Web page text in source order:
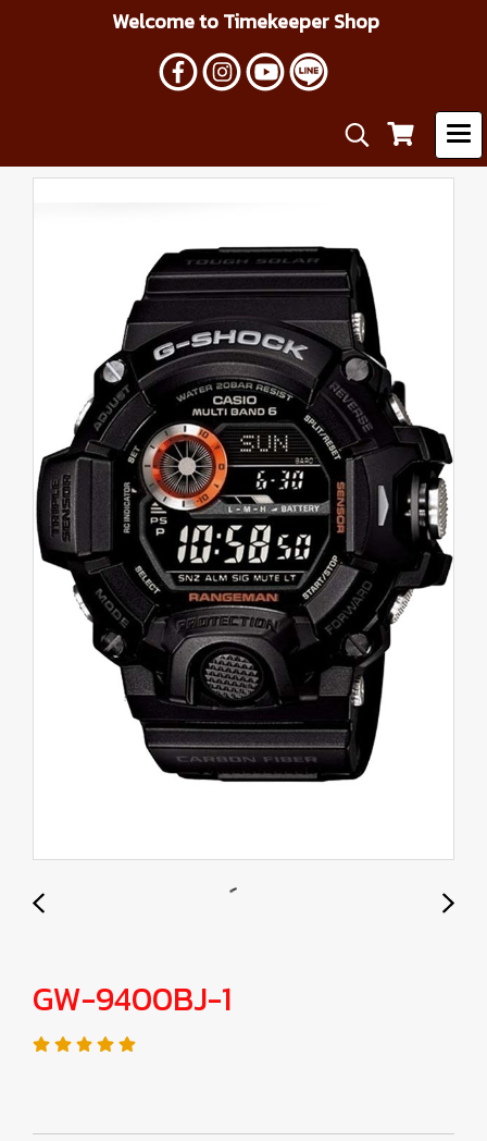
Welcome to Timekeeper Shop
GW-9400BJ-1